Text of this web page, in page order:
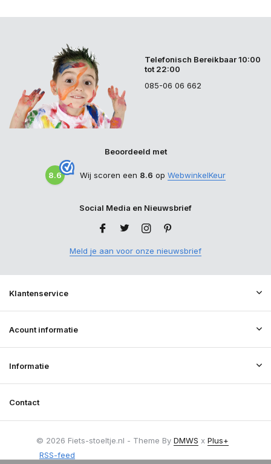
Telefonisch Bereikbaar 10:00
tot 22:00
085-06 06 662
Beoordeeld met
8.6 Wij scoren een 8.6 op WebwinkelKeur
Social Media en Nieuwsbrief
Meld je aan voor onze nieuwsbrief
Klantenservice
Acount informatie
Informatie
Contact
© 2026 Fiets-stoeltje.nl - Theme By DMWS x Plus+
RSS-feed